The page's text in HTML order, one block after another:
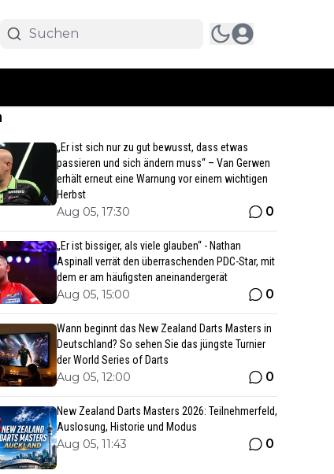
„Er ist sich nur zu gut bewusst, dass etwas
passieren und sich ändern muss“ – Van Gerwen
erhält erneut eine Warnung vor einem wichtigen
Herbst
Aug 05, 17:30 0
„Er ist bissiger, als viele glauben“ - Nathan
Aspinall verrät den überraschenden PDC-Star, mit
dem er am häufigsten aneinandergerät
Aug 05, 15:00 0
Wann beginnt das New Zealand Darts Masters in
Deutschland? So sehen Sie das jüngste Turnier
der World Series of Darts
Aug 05, 12:00 0
New Zealand Darts Masters 2026: Teilnehmerfeld,
Auslosung, Historie und Modus
Aug 05, 11:43 0